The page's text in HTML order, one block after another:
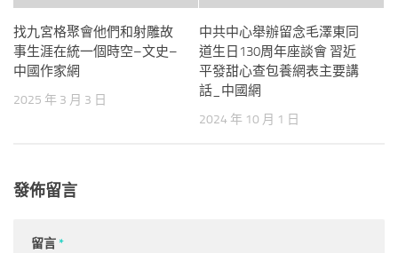
找九宮格聚會他們和射雕故
事生涯在統一個時空–文史–
中國作家網
2025 年 3 月 3 日
中共中心舉辦留念毛澤東同
道生日130周年座談會 習近
平發甜心查包養網表主要講
話_中國網
2024 年 10 月 1 日
發佈留言
留言*